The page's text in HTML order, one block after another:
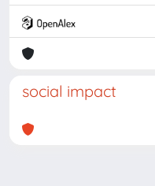
social impact